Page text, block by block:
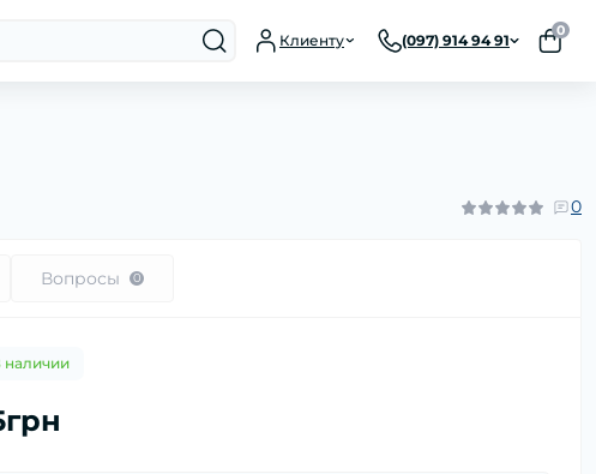
Клиенту (097) 914 94 91
0
0
Вопросы 0
наличии